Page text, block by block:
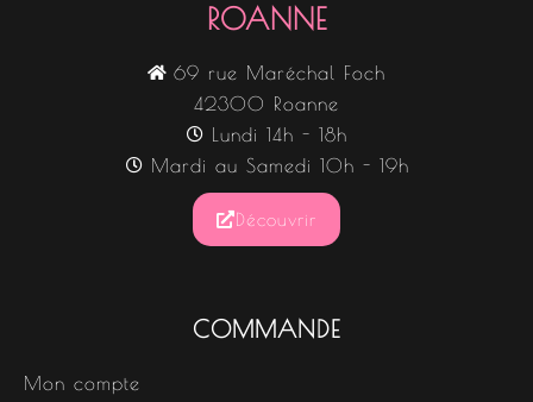
ROANNE
69 rue Maréchal Foch
42300 Roanne
Lundi 14h - 18h
Mardi au Samedi 10h - 19h
Découvrir
COMMANDE
Mon compte